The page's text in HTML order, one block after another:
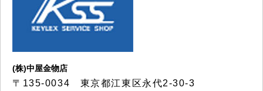
(株)中屋金物店
〒135-0034 東京都江東区永代2-30-3